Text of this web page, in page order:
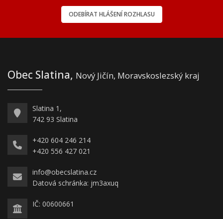
ODEBÍRAT HLÁŠENÍ ROZHLASU
Obec Slatina, Nový Jičín, Moravskoslezský kraj
Slatina 1,
742 93 Slatina
+420 604 246 214
+420 556 427 021
info@obecslatina.cz
Datová schránka: jm3axuq
IČ: 00600661